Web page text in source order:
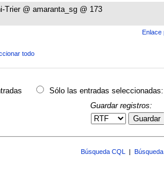
Trier @ amaranta_sg @ 173
Enlace
todo
Sólo las entradas seleccionadas:
Guardar registros:
Guardar
Búsqueda CQL